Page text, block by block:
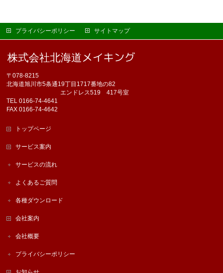
プライバシーポリシー サイトマップ
〒078-8215
北海道旭川市5条通19丁目1717番地の82
エンドレス519 417号室
TEL 0166-74-4641
FAX 0166-74-4642
トップページ
サービス案内
サービスの流れ
よくあるご質問
各種ダウンロード
会社案内
会社概要
プライバシーポリシー